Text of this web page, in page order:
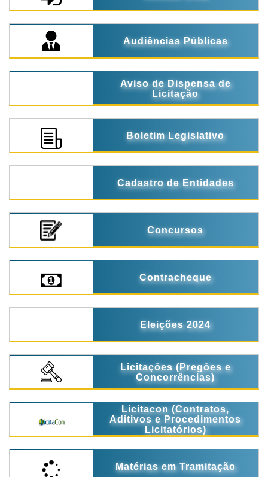
Audiências Públicas
Aviso de Dispensa de
Licitação
Boletim Legislativo
Cadastro de Entidades
Concursos
Contracheque
Eleições 2024
Licitações (Pregões e
Concorrências)
Licitacon (Contratos,
Aditivos e Procedimentos
Licitatórios)
Matérias em Tramitação